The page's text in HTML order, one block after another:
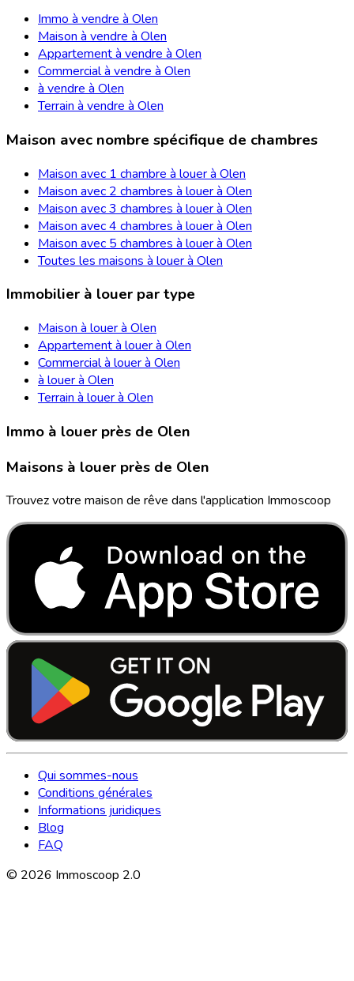
Immo à vendre à Olen
Maison à vendre à Olen
Appartement à vendre à Olen
Commercial à vendre à Olen
à vendre à Olen
Terrain à vendre à Olen
Maison avec nombre spécifique de chambres
Maison avec 1 chambre à louer à Olen
Maison avec 2 chambres à louer à Olen
Maison avec 3 chambres à louer à Olen
Maison avec 4 chambres à louer à Olen
Maison avec 5 chambres à louer à Olen
Toutes les maisons à louer à Olen
Immobilier à louer par type
Maison à louer à Olen
Appartement à louer à Olen
Commercial à louer à Olen
à louer à Olen
Terrain à louer à Olen
Immo à louer près de Olen
Maisons à louer près de Olen
Trouvez votre maison de rêve dans l'application Immoscoop
Qui sommes-nous
Conditions générales
Informations juridiques
Blog
FAQ
© 2026 Immoscoop 2.0